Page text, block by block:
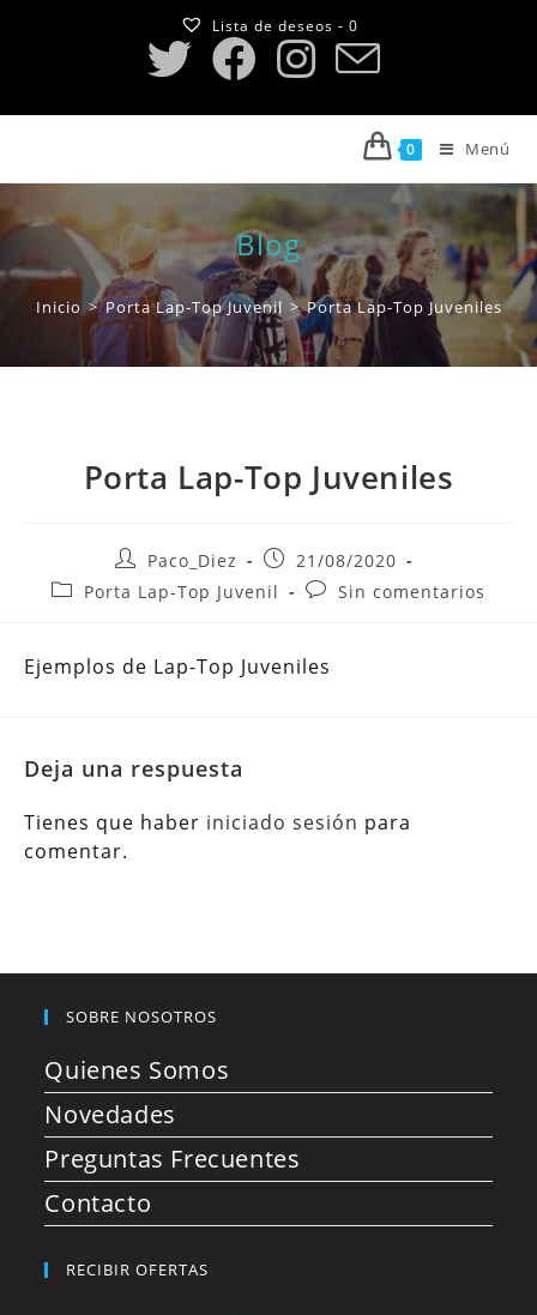
Lista de deseos - 0
0 Menú
Blog
Inicio > Porta Lap-Top Juvenil > Porta Lap-Top Juveniles
Porta Lap-Top Juveniles
Autor
de
Paco_Diez
Publicación
de
21/08/2020
Categoría
entrada:
Porta Lap-Top Juvenil
Comentarios
entrada:
Sin comentarios
Ejemplos de Lap-Top Juveniles
Deja una respuesta
Tienes que haber iniciado sesión para
comentar.
SOBRE NOSOTROS
Quienes Somos
Novedades
Preguntas Frecuentes
Contacto
RECIBIR OFERTAS